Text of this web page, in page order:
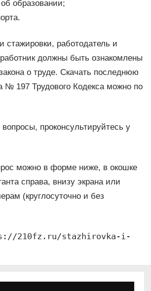
образовании;
работодатель и
должны быть ознакомлены
о труде. Скачать последнюю
№ 197 Трудового Кодекса можно по
проконсультируйтесь у
можно в форме ниже, в окошке
справа, внизу экрана или
(круглосуточно и без
210fz.ru/stazhirovka-i-